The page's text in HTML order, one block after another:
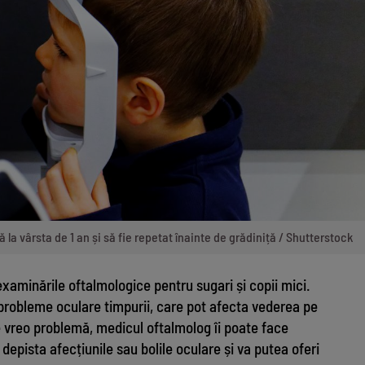
vârsta de 1 an și să fie repetat înainte de grădiniță / Shutterstock
oftalmologice pentru sugari și copii mici.
oculare timpurii, care pot afecta vederea pe
problemă, medicul oftalmolog îi poate face
afecțiunile sau bolile oculare și va putea oferi